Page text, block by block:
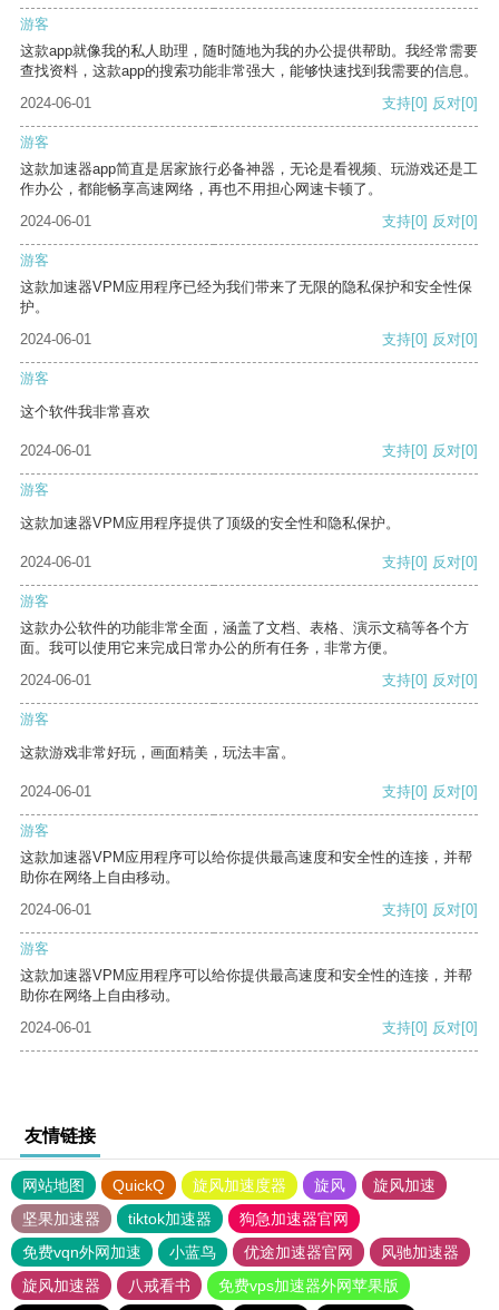
游客
这款app就像我的私人助理，随时随地为我的办公提供帮助。我经常需要
查找资料，这款app的搜索功能非常强大，能够快速找到我需要的信息。
2024-06-01
支持[0] 反对[0]
游客
这款加速器app简直是居家旅行必备神器，无论是看视频、玩游戏还是工
作办公，都能畅享高速网络，再也不用担心网速卡顿了。
2024-06-01
支持[0] 反对[0]
游客
这款加速器VPM应用程序已经为我们带来了无限的隐私保护和安全性保
护。
2024-06-01
支持[0] 反对[0]
游客
这个软件我非常喜欢
2024-06-01 支持[0] 反对[0]
游客
这款加速器VPM应用程序提供了顶级的安全性和隐私保护。
2024-06-01 支持[0] 反对[0]
游客
这款办公软件的功能非常全面，涵盖了文档、表格、演示文稿等各个方
面。我可以使用它来完成日常办公的所有任务，非常方便。
2024-06-01
支持[0] 反对[0]
游客
这款游戏非常好玩，画面精美，玩法丰富。
2024-06-01 支持[0] 反对[0]
游客
这款加速器VPM应用程序可以给你提供最高速度和安全性的连接，并帮
助你在网络上自由移动。
2024-06-01
支持[0] 反对[0]
游客
这款加速器VPM应用程序可以给你提供最高速度和安全性的连接，并帮
助你在网络上自由移动。
2024-06-01
支持[0] 反对[0]
友情链接
网站地图 QuickQ 旋风加速度器 旋风
旋风加速
坚果加速器
tiktok加速器
狗急加速器官网
免费vqn外网加速
小蓝鸟 优途加速器官网
风驰加速器
旋风加速器
八戒看书 免费vps加速器外网苹果版